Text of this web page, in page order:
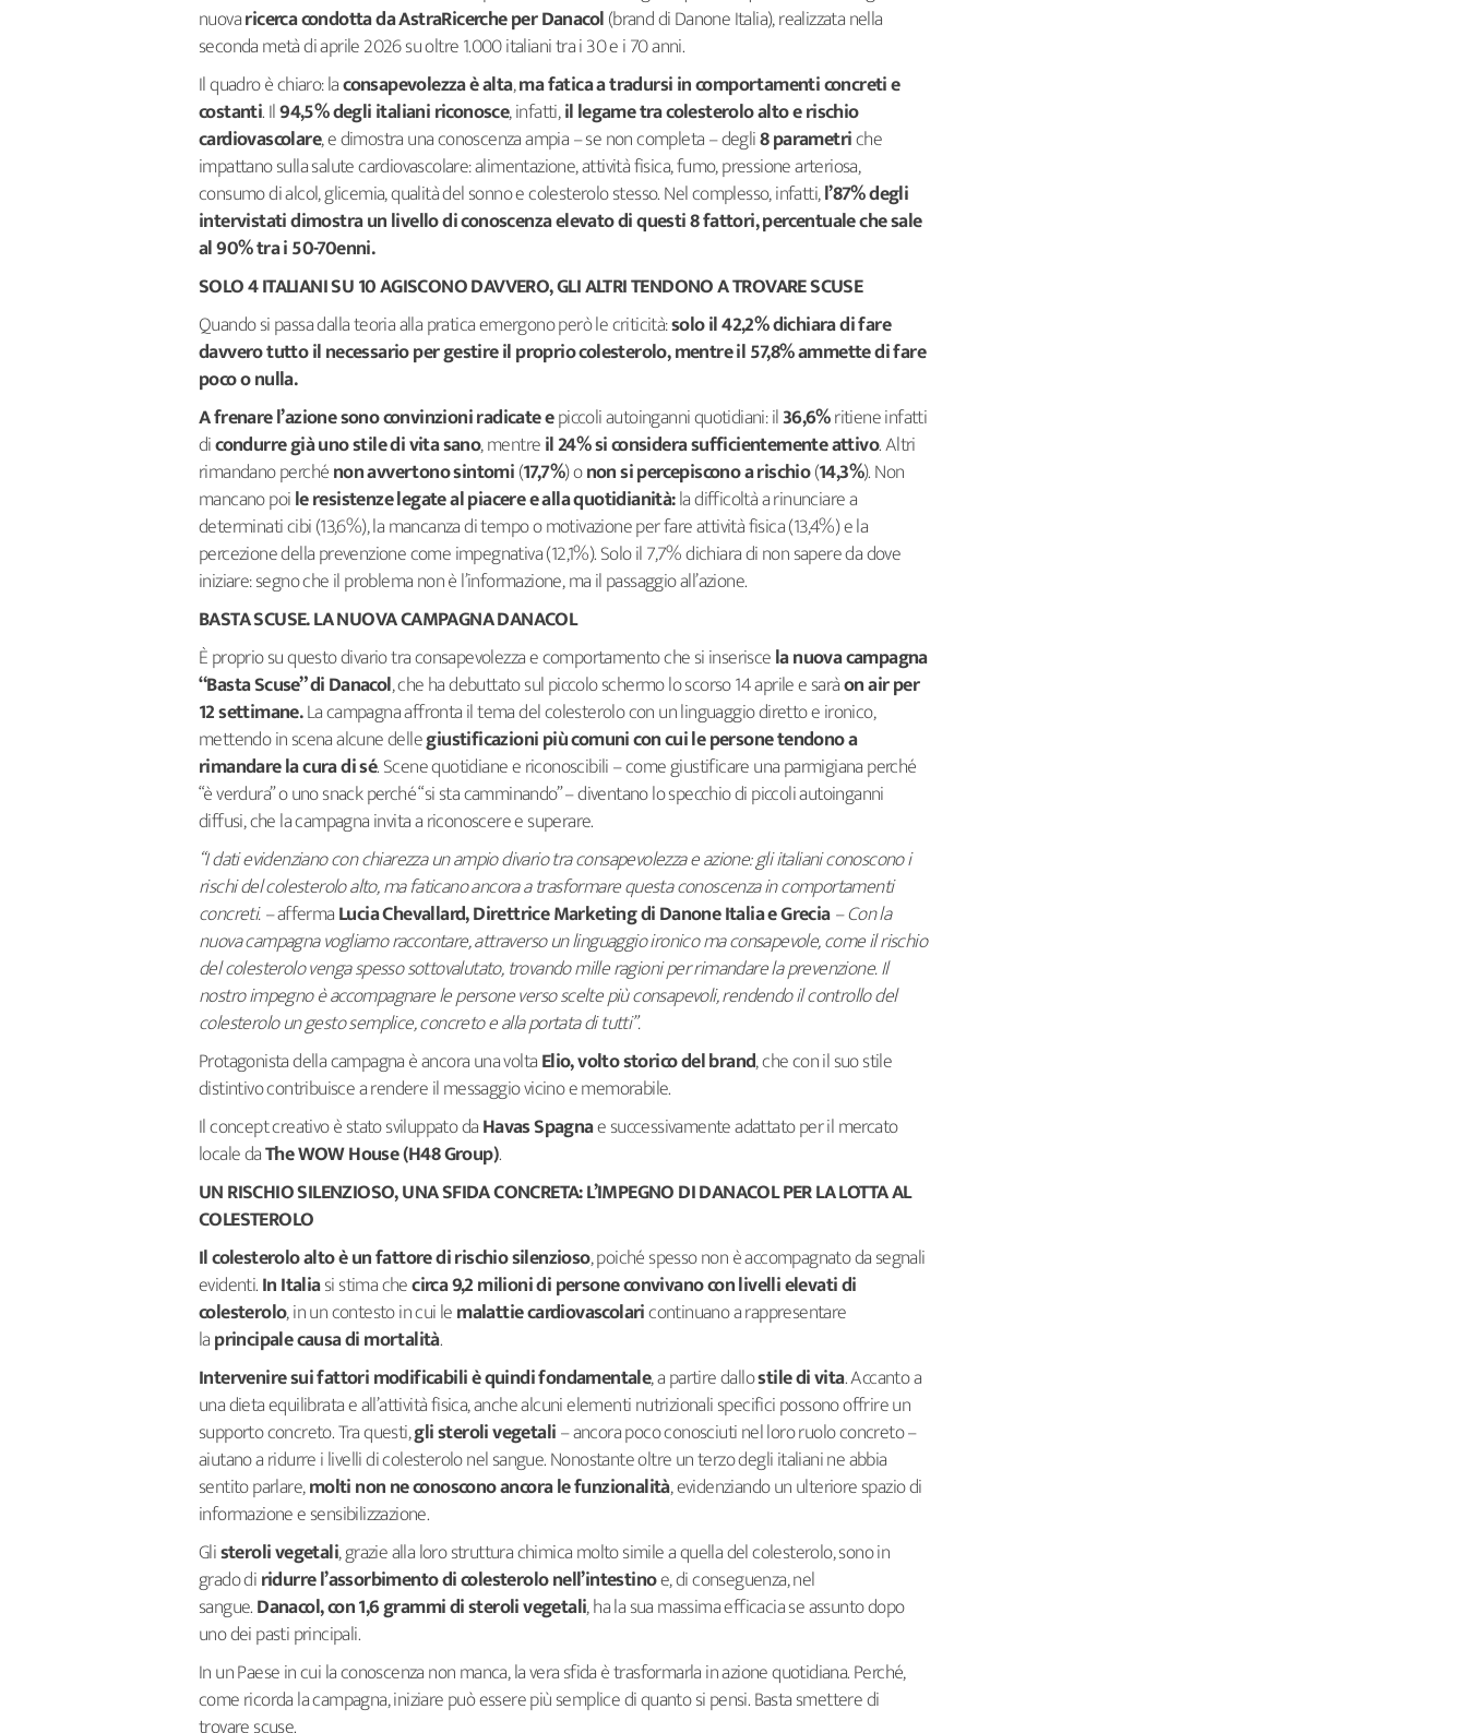
nuovaricerca condotta da AstraRicerche per Danacol(brand di Danone Italia), realizzata nella
seconda metà di aprile 2026 su oltre 1.000 italiani tra i 30 e i 70 anni.
Il quadro è chiaro: laconsapevolezza è alta,ma fatica a tradursi in comportamenti concreti e
costanti. Il94,5% degli italiani riconosce, infatti,il legame tra colesterolo alto e rischio
cardiovascolare, e dimostra una conoscenza ampia – se non completa – degli8 parametriche
impattano sulla salute cardiovascolare: alimentazione, attività fisica, fumo, pressione arteriosa,
consumo di alcol, glicemia, qualità del sonno e colesterolo stesso. Nel complesso, infatti,l’87% degli
intervistati dimostra un livello di conoscenza elevato di questi 8 fattori, percentuale che sale
al 90% tra i 50-70enni.
SOLO 4 ITALIANI SU 10 AGISCONO DAVVERO, GLI ALTRI TENDONO A TROVARE SCUSE
Quando si passa dalla teoria alla pratica emergono però le criticità:solo il 42,2% dichiara di fare
davvero tutto il necessario per gestire il proprio colesterolo, mentre il 57,8% ammette di fare
poco o nulla.
A frenare l’azione sono convinzioni radicate epiccoli autoinganni quotidiani: il36,6%ritiene infatti
dicondurre già uno stile di vita sano, mentreil 24% si considera sufficientemente attivo. Altri
rimandano perchénon avvertono sintomi(17,7%) onon si percepiscono a rischio(14,3%). Non
mancano poile resistenze legate al piacere e alla quotidianità:la difficoltà a rinunciare a
determinati cibi (13,6%), la mancanza di tempo o motivazione per fare attività fisica (13,4%) e la
percezione della prevenzione come impegnativa (12,1%). Solo il 7,7% dichiara di non sapere da dove
iniziare: segno che il problema non è l’informazione, ma il passaggio all’azione.
BASTA SCUSE. LA NUOVA CAMPAGNA DANACOL
È proprio su questo divario tra consapevolezza e comportamento che si inseriscela nuova campagna
“Basta Scuse” di Danacol, che ha debuttato sul piccolo schermo lo scorso 14 aprile e saràon air per
12 settimane.La campagna affronta il tema del colesterolo con un linguaggio diretto e ironico,
mettendo in scena alcune dellegiustificazioni più comuni con cui le persone tendono a
rimandare la cura di sé. Scene quotidiane e riconoscibili – come giustificare una parmigiana perché
“è verdura” o uno snack perché “si sta camminando” – diventano lo specchio di piccoli autoinganni
diffusi, che la campagna invita a riconoscere e superare.
“I dati evidenziano con chiarezza un ampio divario tra consapevolezza e azione: gli italiani conoscono i
rischi del colesterolo alto, ma faticano ancora a trasformare questa conoscenza in comportamenti
concreti. –affermaLucia Chevallard, Direttrice Marketing di Danone Italia e Grecia– Con la
nuova campagna vogliamo raccontare, attraverso un linguaggio ironico ma consapevole, come il rischio
del colesterolo venga spesso sottovalutato, trovando mille ragioni per rimandare la prevenzione. Il
nostro impegno è accompagnare le persone verso scelte più consapevoli, rendendo il controllo del
colesterolo un gesto semplice, concreto e alla portata di tutti”.
Protagonista della campagna è ancora una voltaElio, volto storico del brand, che con il suo stile
distintivo contribuisce a rendere il messaggio vicino e memorabile.
Il concept creativo è stato sviluppato daHavas Spagnae successivamente adattato per il mercato
locale daThe WOW House (H48 Group).
UN RISCHIO SILENZIOSO, UNA SFIDA CONCRETA: L’IMPEGNO DI DANACOL PER LA LOTTA AL
COLESTEROLO
Il colesterolo alto è un fattore di rischio silenzioso, poiché spesso non è accompagnato da segnali
evidenti.In Italiasi stima checirca 9,2 milioni di persone convivano con livelli elevati di
colesterolo, in un contesto in cui lemalattie cardiovascolaricontinuano a rappresentare
laprincipale causa di mortalità.
Intervenire sui fattori modificabili è quindi fondamentale, a partire dallostile di vita. Accanto a
una dieta equilibrata e all’attività fisica, anche alcuni elementi nutrizionali specifici possono offrire un
supporto concreto. Tra questi,gli steroli vegetali– ancora poco conosciuti nel loro ruolo concreto –
aiutano a ridurre i livelli di colesterolo nel sangue. Nonostante oltre un terzo degli italiani ne abbia
sentito parlare,molti non ne conoscono ancora le funzionalità, evidenziando un ulteriore spazio di
informazione e sensibilizzazione.
Glisteroli vegetali, grazie alla loro struttura chimica molto simile a quella del colesterolo, sono in
grado diridurre l’assorbimento di colesterolo nell’intestinoe, di conseguenza, nel
sangue.Danacol, con 1,6 grammi disteroli vegetali, ha la sua massima efficacia se assunto dopo
uno dei pasti principali.
In un Paese in cui la conoscenza non manca, la vera sfida è trasformarla in azione quotidiana. Perché,
come ricorda la campagna, iniziare può essere più semplice di quanto si pensi. Basta smettere di